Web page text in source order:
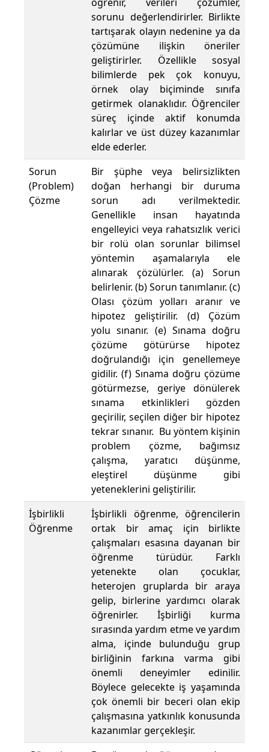
sorunu değerlendirirler. Birlikte
tartışarak olayın nedenine ya da
çözümüne ilişkin öneriler
geliştirirler. Özellikle sosyal
bilimlerde pek çok konuyu,
örnek olay biçiminde sınıfa
getirmek olanaklıdır. Öğrenciler
süreç içinde aktif konumda
kalırlar ve üst düzey kazanımlar
elde ederler.
Sorun
(Problem)
Çözme
Bir şüphe veya belirsizlikten
doğan herhangi bir duruma
sorun adı verilmektedir.
Genellikle insan hayatında
engelleyici veya rahatsızlık verici
bir rolü olan sorunlar bilimsel
yöntemin aşamalarıyla ele
alınarak çözülürler. (a) Sorun
belirlenir. (b) Sorun tanımlanır. (c)
Olası çözüm yolları aranır ve
hipotez geliştirilir. (d) Çözüm
yolu sınanır. (e) Sınama doğru
çözüme götürürse hipotez
doğrulandığı için genellemeye
gidilir. (f) Sınama doğru çözüme
götürmezse, geriye dönülerek
sınama etkinlikleri gözden
geçirilir, seçilen diğer bir hipotez
tekrar sınanır. Bu yöntem kişinin
problem çözme, bağımsız
çalışma, yaratıcı düşünme,
eleştirel düşünme gibi
yeteneklerini geliştirilir.
İşbirlikli
Öğrenme
İşbirlikli öğrenme, öğrencilerin
ortak bir amaç için birlikte
çalışmaları esasına dayanan bir
öğrenme türüdür. Farklı
yetenekte olan çocuklar,
heterojen gruplarda bir araya
gelip, birlerine yardımcı olarak
öğrenirler. İşbirliği kurma
sırasında yardım etme ve yardım
alma, içinde bulunduğu grup
birliğinin farkına varma gibi
önemli deneyimler edinilir.
Böylece gelecekte iş yaşamında
çok önemli bir beceri olan ekip
çalışmasına yatkınlık konusunda
kazanımlar gerçekleşir.